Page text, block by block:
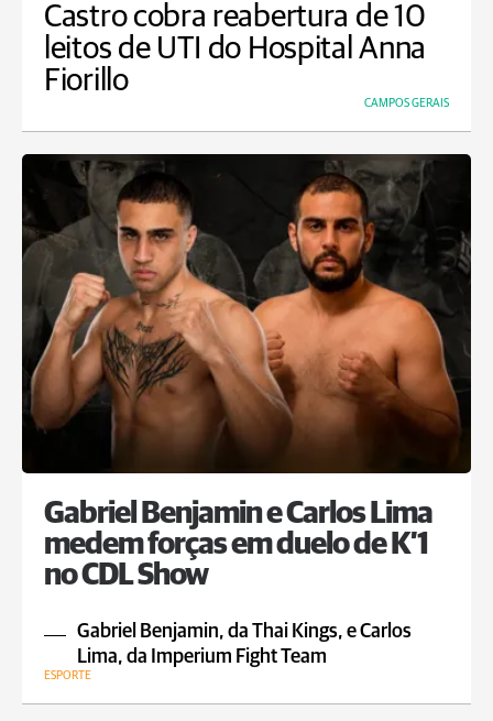
Castro cobra reabertura de 10
leitos de UTI do Hospital Anna
Fiorillo
CAMPOS GERAIS
Gabriel Benjamin e Carlos Lima
medem forças em duelo de K’1
no CDL Show
Gabriel Benjamin, da Thai Kings, e Carlos
Lima, da Imperium Fight Team
ESPORTE